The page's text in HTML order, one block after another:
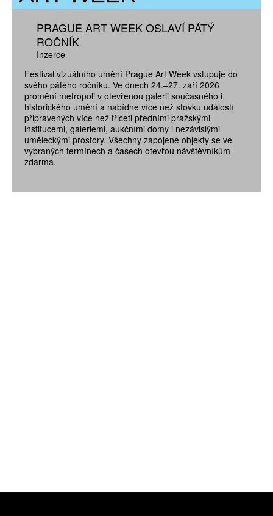
PRAGUE ART WEEK OSLAVÍ PÁTÝ
ROČNÍK
Inzerce
Festival vizuálního umění Prague Art Week vstupuje do
svého pátého ročníku. Ve dnech 24.–27. září 2026
promění metropoli v otevřenou galerii současného i
historického umění a nabídne více než stovku událostí
připravených více než třiceti předními pražskými
institucemi, galeriemi, aukčními domy i nezávislými
uměleckými prostory. Všechny zapojené objekty se ve
vybraných termínech a časech otevřou návštěvníkům
zdarma.